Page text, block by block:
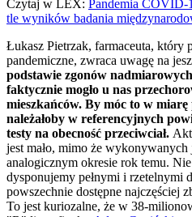
Czytaj w LEX: Pandemia COVID-
tle wyników badania
Łukasz Pietrzak, farmaceuta, który
pandemiczne, zwraca uwagę na
podstawie zgonów
faktycznie mogło u nas
mieszkańców. By móc to w
należałoby w referencyjnych
testy na obecność przeciwciał.
jest mało, mimo że
analogicznym okresie rok temu.
dysponujemy pełnymi i rzetelnymi
powszechnie dostępne najczęściej
To jest kuriozalne, że w 38-